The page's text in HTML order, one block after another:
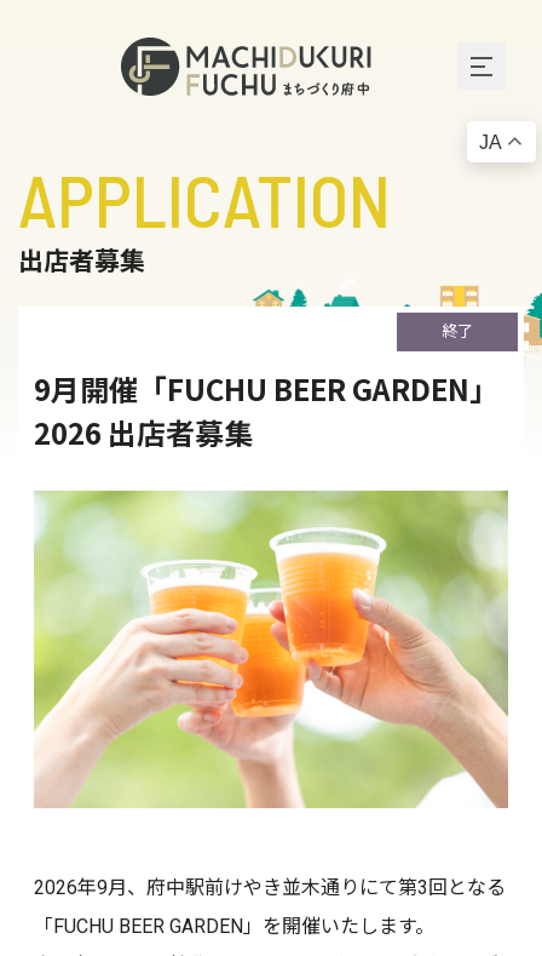
APPLICATION
出店者募集
9月開催「FUCHU BEER GARDEN」
2026 出店者募集
終了
2026年9月、府中駅前けやき並木通りにて第3回となる
「FUCHU BEER GARDEN」を開催いたします。
JA